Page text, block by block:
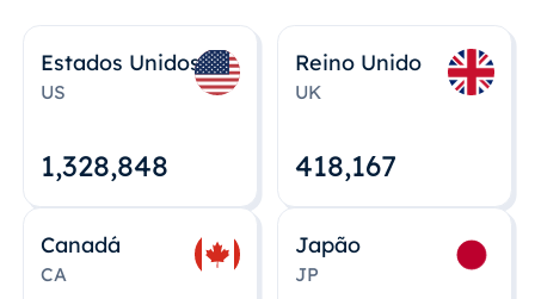
Estados Unidos
US
1,328,848
Reino Unido
UK
418,167
Canadá
CA
Japão
JP